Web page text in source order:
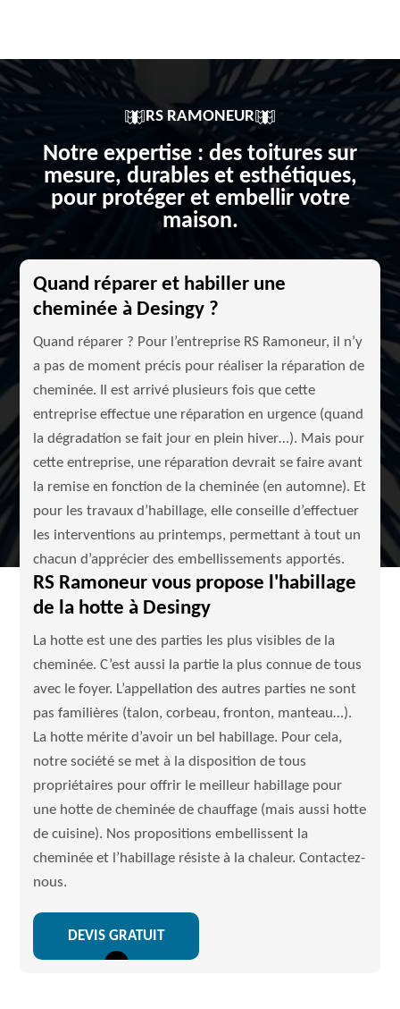
RS RAMONEUR
Notre expertise : des toitures sur
mesure, durables et esthétiques,
pour protéger et embellir votre
maison.
Quand réparer et habiller une
cheminée à Desingy ?
Quand réparer ? Pour l’entreprise RS Ramoneur, il n’y
a pas de moment précis pour réaliser la réparation de
cheminée. Il est arrivé plusieurs fois que cette
entreprise effectue une réparation en urgence (quand
la dégradation se fait jour en plein hiver…). Mais pour
cette entreprise, une réparation devrait se faire avant
la remise en fonction de la cheminée (en automne). Et
pour les travaux d’habillage, elle conseille d’effectuer
les interventions au printemps, permettant à tout un
chacun d’apprécier des embellissements apportés.
RS Ramoneur vous propose l'habillage
de la hotte à Desingy
La hotte est une des parties les plus visibles de la
cheminée. C’est aussi la partie la plus connue de tous
avec le foyer. L’appellation des autres parties ne sont
pas familières (talon, corbeau, fronton, manteau…).
La hotte mérite d’avoir un bel habillage. Pour cela,
notre société se met à la disposition de tous
propriétaires pour offrir le meilleur habillage pour
une hotte de cheminée de chauffage (mais aussi hotte
de cuisine). Nos propositions embellissent la
cheminée et l’habillage résiste à la chaleur. Contactez-
nous.
DEVIS GRATUIT